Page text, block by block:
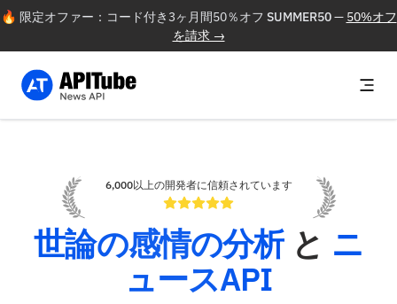
🔥 限定オファー：コード付き3ヶ月間50％オフ SUMMER50— 50%オフ
を請求 →
6,000以上の開発者に信頼されています
世論の感情の分析 と ニ
ュースAPI